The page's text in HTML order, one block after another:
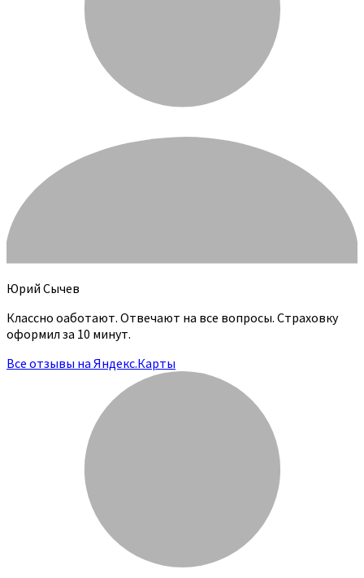
Юрий Сычев
Классно оаботают. Отвечают на все вопросы. Страховку
оформил за 10 минут.
Все отзывы на Яндекс.Карты